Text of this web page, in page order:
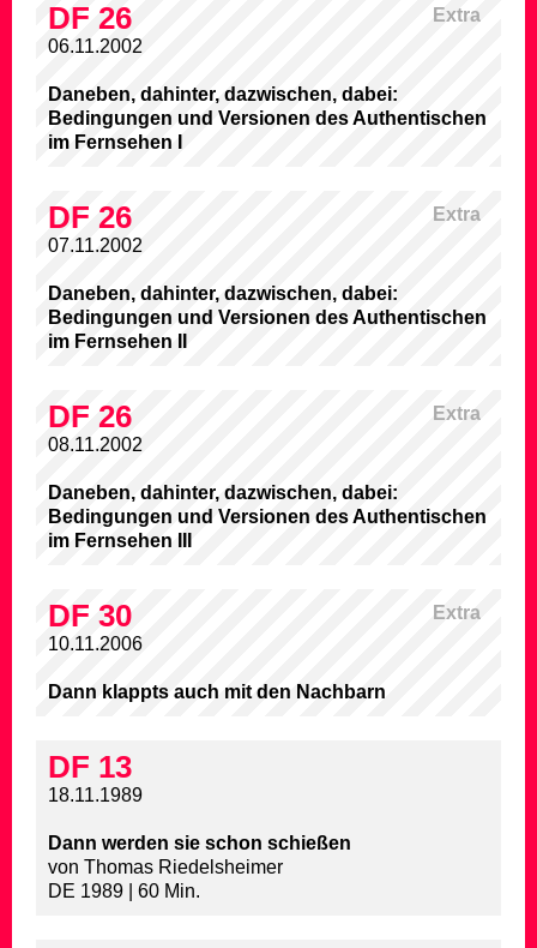
Extra
DF 26
06.11.2002
Daneben, dahinter, dazwischen, dabei:
Bedingungen und Versionen des Authentischen
im Fernsehen I
Extra
DF 26
07.11.2002
Daneben, dahinter, dazwischen, dabei:
Bedingungen und Versionen des Authentischen
im Fernsehen II
Extra
DF 26
08.11.2002
Daneben, dahinter, dazwischen, dabei:
Bedingungen und Versionen des Authentischen
im Fernsehen III
Extra
DF 30
10.11.2006
Dann klappts auch mit den Nachbarn
DF 13
18.11.1989
Dann werden sie schon schießen
von Thomas Riedelsheimer
DE 1989 | 60 Min.